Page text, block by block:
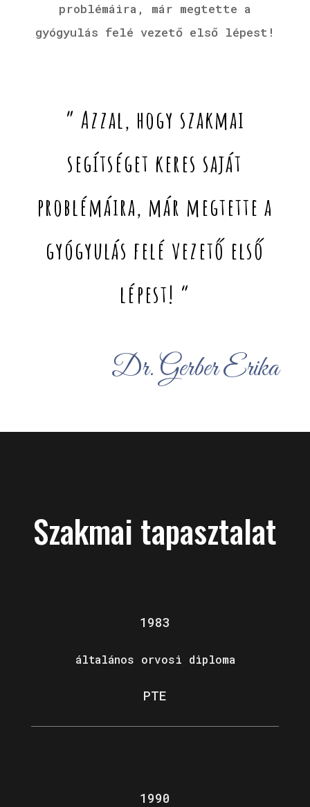
problémáira, már megtette a
gyógyulás felé vezető első lépest!
” Azzal, hogy szakmai
segítséget keres saját
problémáira, már megtette a
gyógyulás felé vezető első
lépest! “
Dr. Gerber Erika
Szakmai tapasztalat
1983
általános orvosi diploma
PTE
1990